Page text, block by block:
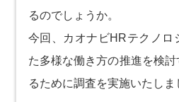
るのでしょうか。
今回、カオナビHRテクノロ
た多様な働き方の推進を検
るために調査を実施いたしま